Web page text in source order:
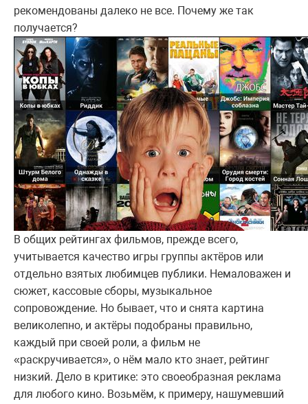
рекомендованы далеко не все. Почему же так
получается?
В общих рейтингах фильмов, прежде всего,
учитывается качество игры группы актёров или
отдельно взятых любимцев публики. Немаловажен и
сюжет, кассовые сборы, музыкальное
сопровождение. Но бывает, что и снята картина
великолепно, и актёры подобраны правильно,
каждый при своей роли, а фильм не
«раскручивается», о нём мало кто знает, рейтинг
низкий. Дело в критике: это своеобразная реклама
для любого кино. Возьмём, к примеру, нашумевший